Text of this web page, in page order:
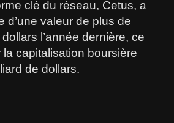
clé du réseau, Cetus, a
d’une valeur de plus de
l’année dernière, ce
la capitalisation boursière
de dollars.